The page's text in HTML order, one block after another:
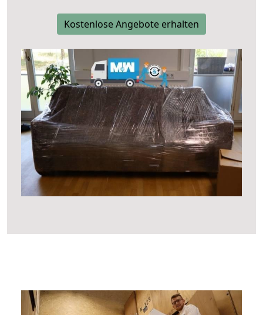
Kostenlose Angebote erhalten